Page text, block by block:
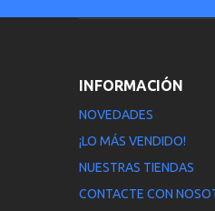
INFORMACIÓN
NOVEDADES
¡LO MÁS VENDIDO!
NUESTRAS TIENDAS
CONTACTE CON